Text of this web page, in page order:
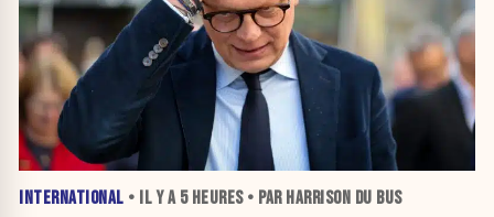
INTERNATIONAL • IL Y A 5 HEURES• PAR HARRISON DU BUS